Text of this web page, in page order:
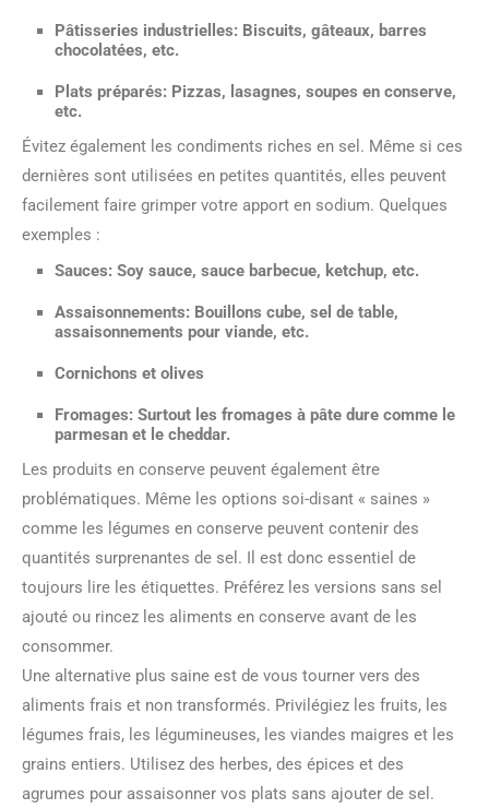
Pâtisseries industrielles: Biscuits, gâteaux, barres
chocolatées, etc.
Plats préparés: Pizzas, lasagnes, soupes en conserve,
etc.
Évitez également les condiments riches en sel. Même si ces
dernières sont utilisées en petites quantités, elles peuvent
facilement faire grimper votre apport en sodium. Quelques
exemples :
Sauces: Soy sauce, sauce barbecue, ketchup, etc.
Assaisonnements: Bouillons cube, sel de table,
assaisonnements pour viande, etc.
Cornichons et olives
Fromages: Surtout les fromages à pâte dure comme le
parmesan et le cheddar.
Les produits en conserve peuvent également être
problématiques. Même les options soi-disant « saines »
comme les légumes en conserve peuvent contenir des
quantités surprenantes de sel. Il est donc essentiel de
toujours lire les étiquettes. Préférez les versions sans sel
ajouté ou rincez les aliments en conserve avant de les
consommer.
Une alternative plus saine est de vous tourner vers des
aliments frais et non transformés. Privilégiez les fruits, les
légumes frais, les légumineuses, les viandes maigres et les
grains entiers. Utilisez des herbes, des épices et des
agrumes pour assaisonner vos plats sans ajouter de sel.